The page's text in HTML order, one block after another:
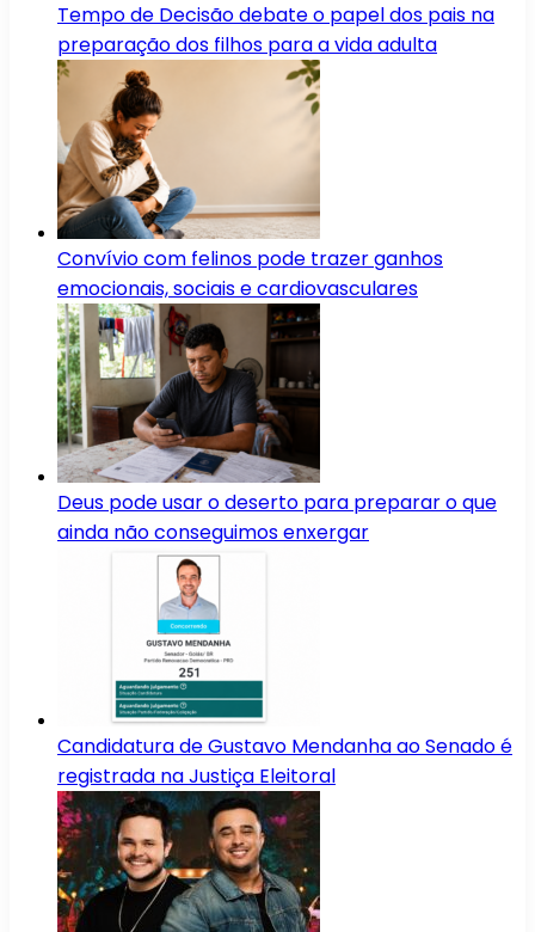
Tempo de Decisão debate o papel dos pais na
preparação dos filhos para a vida adulta
Convívio com felinos pode trazer ganhos
emocionais, sociais e cardiovasculares
Deus pode usar o deserto para preparar o que
ainda não conseguimos enxergar
Candidatura de Gustavo Mendanha ao Senado é
registrada na Justiça Eleitoral